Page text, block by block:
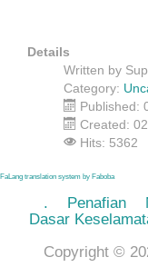
Details
Written by
Category:
Published:
Created:
Hits: 5362
FaLang translation system by Faboba
. Penafian
Dasar
Copyright ©